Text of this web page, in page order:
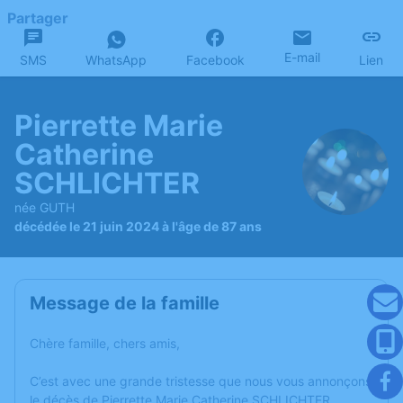
Partager
SMS WhatsApp Facebook E-mail Lien
Pierrette Marie
Catherine
SCHLICHTER
née GUTH
décédée le 21 juin 2024 à l'âge de 87 ans
Message de la famille
Chère famille, chers amis,
C’est avec une grande tristesse que nous vous annonçons
le décès de Pierrette Marie Catherine SCHLICHTER